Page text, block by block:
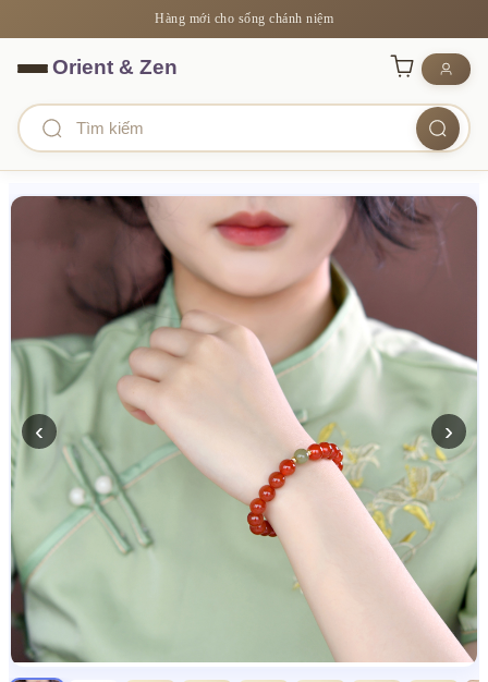
Hàng mới cho sống chánh niệm
‹ ›